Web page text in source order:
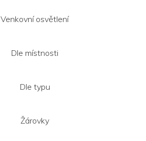
Venkovní osvětlení
Dle místnosti
Dle typu
Žárovky